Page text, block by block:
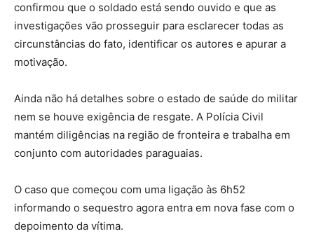
confirmou que o soldado está sendo ouvido e que as
investigações vão prosseguir para esclarecer todas as
circunstâncias do fato, identificar os autores e apurar a
motivação.
Ainda não há detalhes sobre o estado de saúde do militar
nem se houve exigência de resgate. A Polícia Civil
mantém diligências na região de fronteira e trabalha em
conjunto com autoridades paraguaias.
O caso que começou com uma ligação às 6h52
informando o sequestro agora entra em nova fase com o
depoimento da vítima.